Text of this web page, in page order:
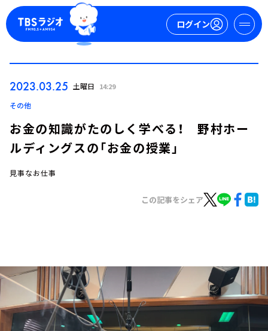
ログイン
お知らせ
イベント・グッズ
YouTube
会社情報
2023.03.25 土曜日 14:29
その他
お金の知識がたのしく学べる！ 野村ホー
ルディングスの「お金の授業」
見事なお仕事
この記事をシェア